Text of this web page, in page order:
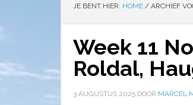
JE BENT HIER: HOME / ARCHIEF
Week 11
Roldal,
3 AUGUSTUS 2025 DOOR MARCEL